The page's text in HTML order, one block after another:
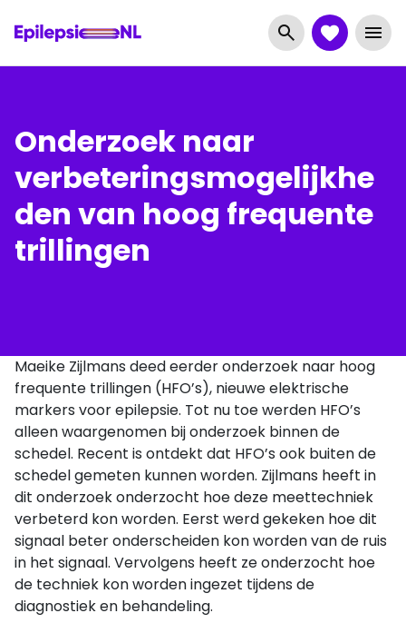
Onderzoek naar
verbeteringsmogelijkhe
den van hoog frequente
trillingen
Maeike Zijlmans deed eerder onderzoek naar hoog
frequente trillingen (HFO’s), nieuwe elektrische
markers voor epilepsie. Tot nu toe werden HFO’s
alleen waargenomen bij onderzoek binnen de
schedel. Recent is ontdekt dat HFO’s ook buiten de
schedel gemeten kunnen worden. Zijlmans heeft in
dit onderzoek onderzocht hoe deze meettechniek
verbeterd kon worden. Eerst werd gekeken hoe dit
signaal beter onderscheiden kon worden van de ruis
in het signaal. Vervolgens heeft ze onderzocht hoe
de techniek kon worden ingezet tijdens de
diagnostiek en behandeling.